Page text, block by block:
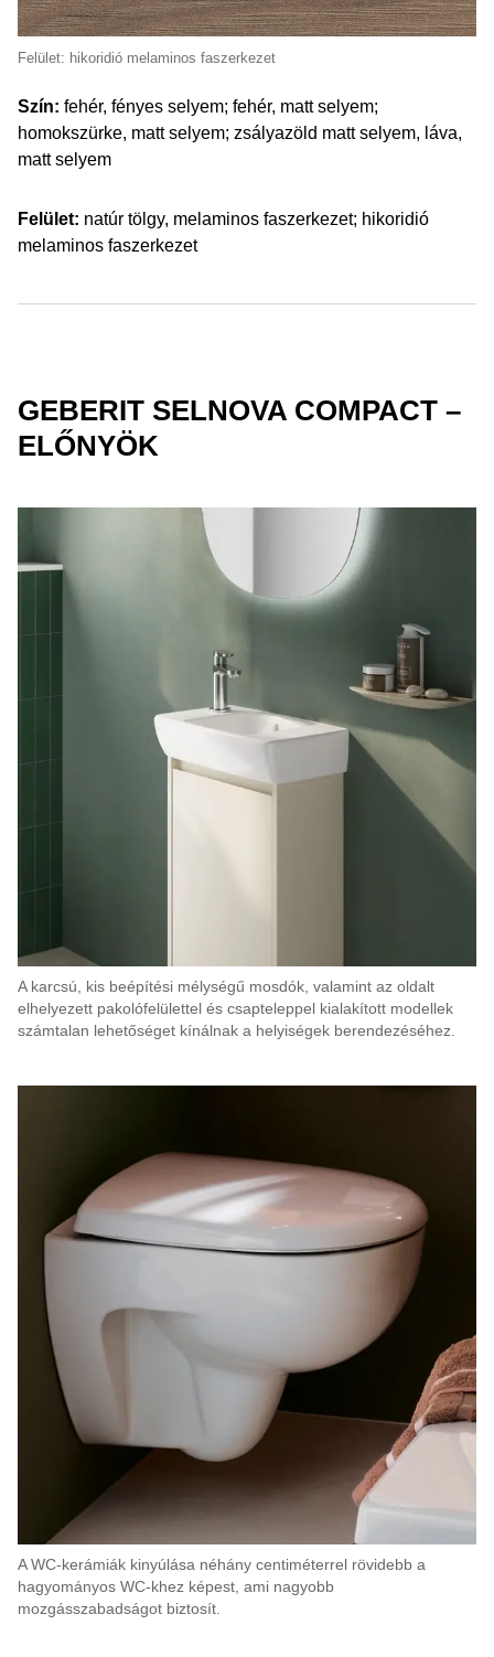
Felület: hikoridió melaminos faszerkezet
Szín: fehér, fényes selyem; fehér, matt selyem;
homokszürke, matt selyem; zsályazöld matt selyem, láva,
matt selyem
Felület: natúr tölgy, melaminos faszerkezet; hikoridió
melaminos faszerkezet
GEBERIT SELNOVA COMPACT –
ELŐNYÖK
A karcsú, kis beépítési mélységű mosdók, valamint az oldalt
elhelyezett pakolófelülettel és csapteleppel kialakított modellek
számtalan lehetőséget kínálnak a helyiségek berendezéséhez.
A WC-kerámiák kinyúlása néhány centiméterrel rövidebb a
hagyományos WC-khez képest, ami nagyobb
mozgásszabadságot biztosít.